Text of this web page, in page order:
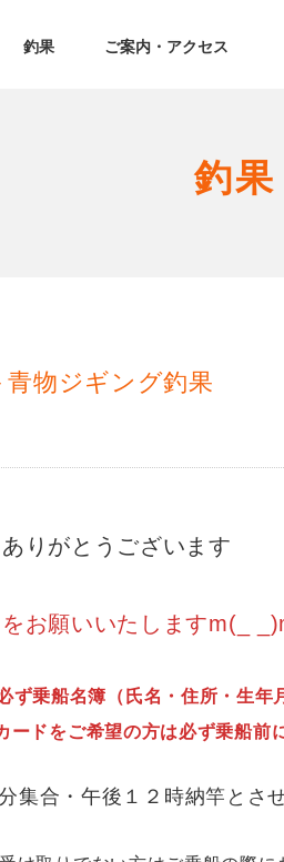
釣果 ご案内・アクセス
釣果
青物ジギング釣果
りがとうございます
お願いいたしますm(_
乗船名簿（氏名・住所・生
ドをご希望の方は必ず乗船前
分集合・午後１２時納竿